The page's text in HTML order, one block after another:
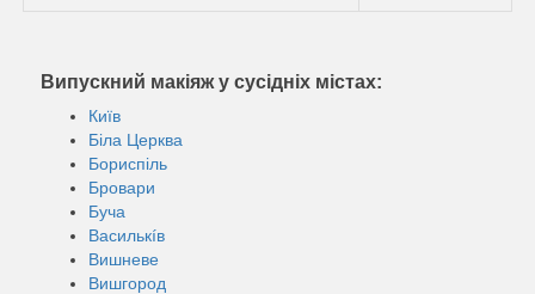
Випускний макіяж у сусідніх містах:
Київ
Біла Церква
Бориспіль
Бровари
Буча
Василькíв
Вишневе
Вишгород